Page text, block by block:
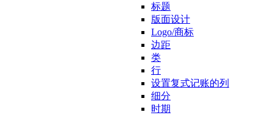
标题
版面设计
Logo/商标
边距
类
行
设置复式记账的列
细分
时期